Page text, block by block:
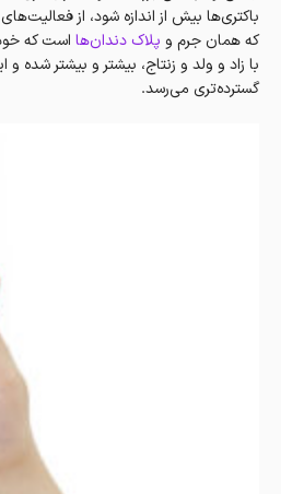
باکتری‌ها بیش از اندازه شود، از
که همان جرم و پلاک دندان‌ها است که خود
با زاد و ولد و زنتاج، بیشتر و بیشتر شده
گسترده‌تری می‌رسد.